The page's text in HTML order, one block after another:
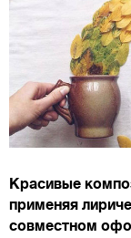
Красивые
применяя
совместном